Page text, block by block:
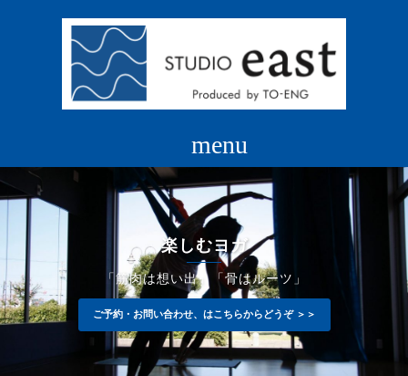
キ
楽しむヨガ
「筋肉は想い出」「骨はルーツ」
ご予約・お問い合わせ、はこちらからどうぞ ＞＞